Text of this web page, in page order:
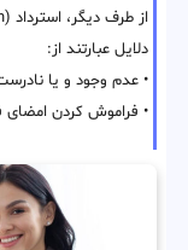
دلایل عبارتند از:
• عدم وجود و یا
• فراموش کردن امضای